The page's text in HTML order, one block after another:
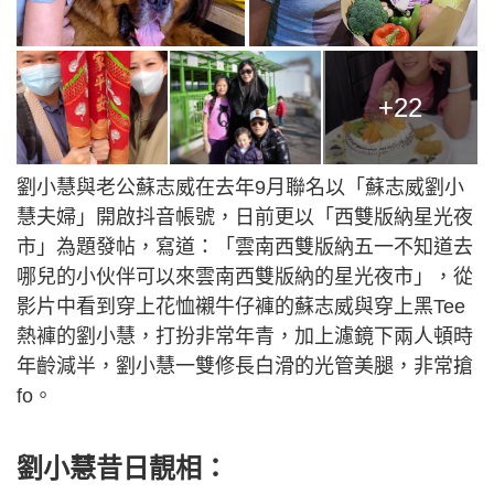
+22
劉小慧與老公蘇志威在去年9月聯名以「蘇志威劉小
慧夫婦」開啟抖音帳號，日前更以「西雙版納星光夜
市」為題發帖，寫道：「雲南西雙版納五一不知道去
哪兒的小伙伴可以來雲南西雙版納的星光夜市」，從
影片中看到穿上花恤襯牛仔褲的蘇志威與穿上黑Tee
熱褲的劉小慧，打扮非常年青，加上濾鏡下兩人頓時
年齡減半，劉小慧一雙修長白滑的光管美腿，非常搶
fo。
劉小慧昔日靚相：